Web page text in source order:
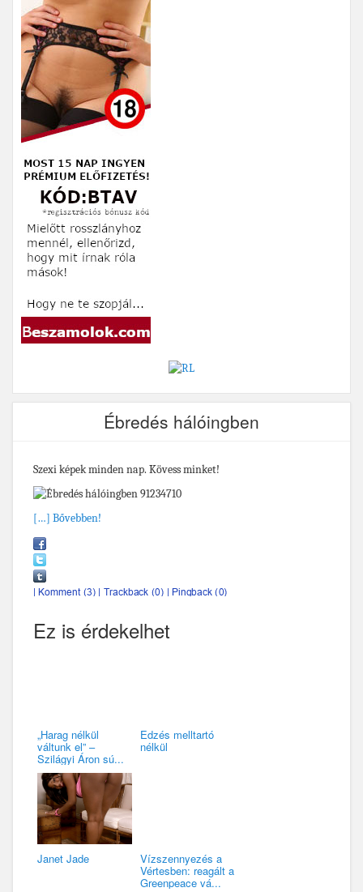
Ébredés hálóingben
Szexi képek minden nap. Kövess minket!
[…] Bővebben!
Ez is érdekelhet
„Harag nélkül
váltunk el” –
Szilágyi Áron sú...
Edzés melltartó
nélkül
Janet Jade Vízszennyezés a
Vértesben: reagált a
Greenpeace vá...